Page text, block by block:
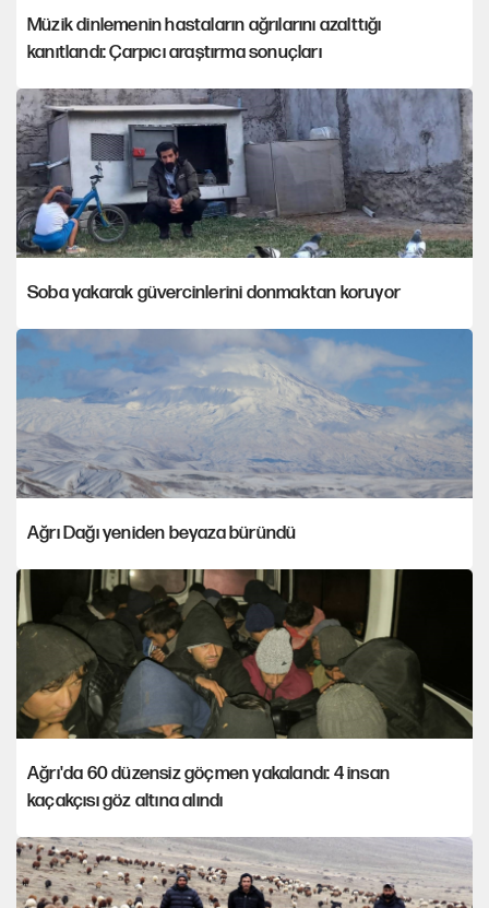
Müzik dinlemenin hastaların ağrılarını azalttığı
kanıtlandı: Çarpıcı araştırma sonuçları
Soba yakarak güvercinlerini donmaktan koruyor
Ağrı Dağı yeniden beyaza büründü
Ağrı'da 60 düzensiz göçmen yakalandı: 4 insan
kaçakçısı göz altına alındı